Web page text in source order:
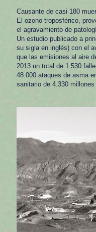
Causante de casi 180
El ozono troposférico,
el agravamiento de
Un estudio publicado a
su sigla en inglés) con el
que las emisiones al aire
2013 un total de 1.530
48.000 ataques de asma
sanitario de 4.330